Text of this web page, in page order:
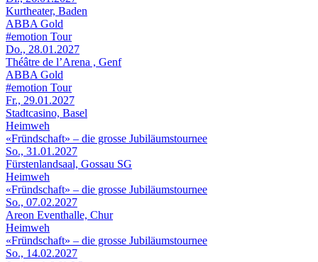
Kurtheater, Baden
ABBA Gold
#emotion Tour
Do., 28.01.2027
Théâtre de l’Arena , Genf
ABBA Gold
#emotion Tour
Fr., 29.01.2027
Stadtcasino, Basel
Heimweh
«Fründschaft» – die grosse Jubiläumstournee
So., 31.01.2027
Fürstenlandsaal, Gossau SG
Heimweh
«Fründschaft» – die grosse Jubiläumstournee
So., 07.02.2027
Areon Eventhalle, Chur
Heimweh
«Fründschaft» – die grosse Jubiläumstournee
So., 14.02.2027